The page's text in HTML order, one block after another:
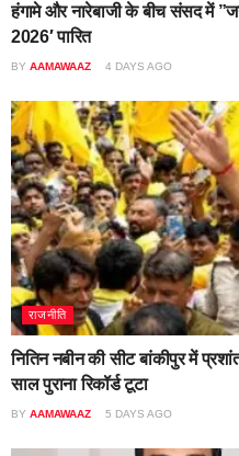
हंगामे और नारेबाजी के बीच संसद में
2026′ पारित
BY AAMAWAAZ 4 DAYS AGO
राजनीति
नितिन नबीन की सीट बांकीपुर में
साल पुराना रिकॉर्ड टूटा
BY AAMAWAAZ 5 DAYS AGO